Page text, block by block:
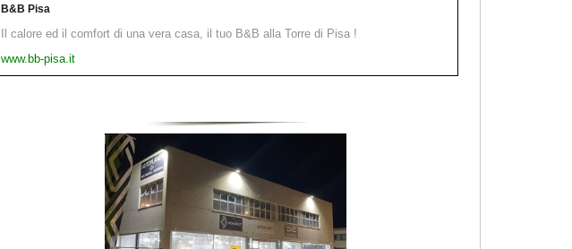
B&B Pisa
Il calore ed il comfort di una vera casa, il tuo B&B alla Torre di Pisa !
www.bb-pisa.it